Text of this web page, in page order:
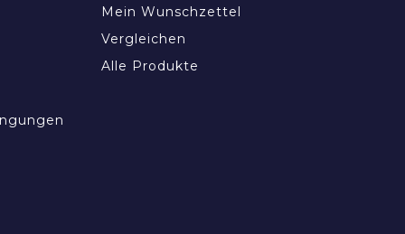
Mein Wunschzettel
Vergleichen
Alle Produkte